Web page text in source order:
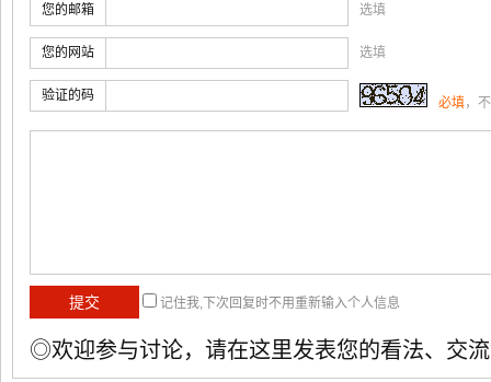
您的邮箱 选填
您的网站 选填
验证的码 必填，
记住我,下次回复时不用重新输入个人信息
◎欢迎参与讨论，请在这里发表您的看法、交